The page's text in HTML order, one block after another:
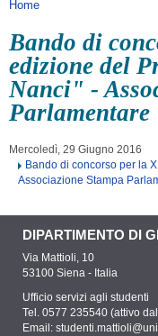
Tu sei qui
Home
Bando di
edizione del
Nanci" -
Parlamentare
Mercoledì, 29 Giugno 2016
Bando di concorso per la
Associazione Stampa
DIPARTIMENTO DI
Via Mattioli, 10
53100 Siena - Italia
Ufficio servizi agli studenti
Tel. 0577 235540 (attivo
Email: